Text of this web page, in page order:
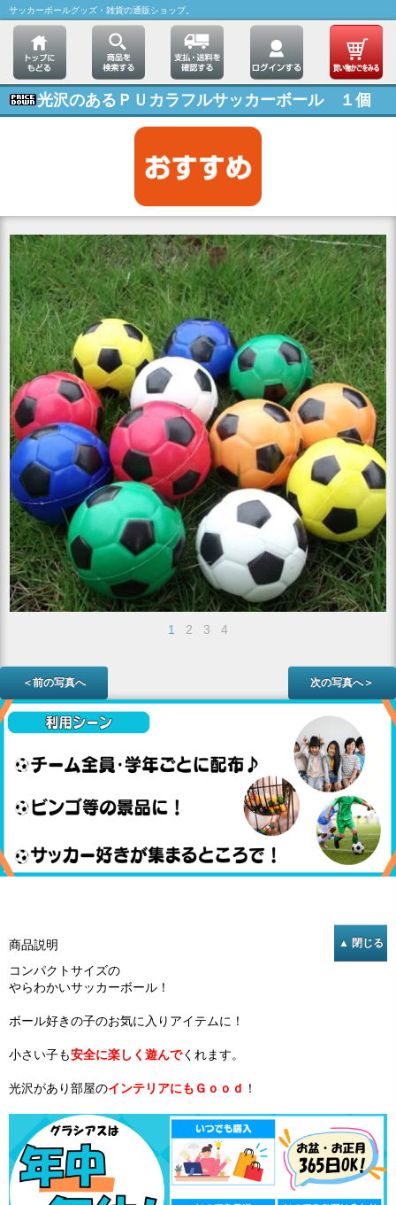
サッカーボールグッズ・雑貨の通販ショップ。
光沢のあるＰＵカラフルサッカーボール １個
1 2 3 4
＜前の写真へ 次の写真へ＞
商品説明
コンパクトサイズの
やらわかいサッカーボール！
ボール好きの子のお気に入りアイテムに！
小さい子も安全に楽しく遊んでくれます。
光沢があり部屋のインテリアにもＧｏｏｄ ！